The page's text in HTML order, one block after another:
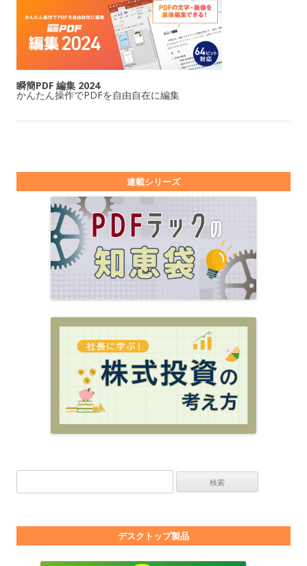
瞬簡PDF 編集 2024
かんたん操作でPDFを自由自在に編集
連載シリーズ
デスクトップ製品